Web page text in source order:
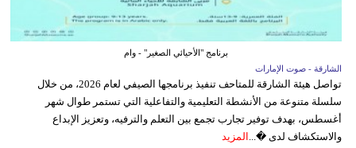
برنامج "الأحيائي الصغير" - وام
الشارقة - صوت الإمارات
تواصل هيئة الشارقة للمتاحف تنفيذ برنامجها الصيفي لعام 2026، من خلال
سلسلة متنوعة من الأنشطة التعليمية والتفاعلية التي تستمر طوال شهر
أغسطس، بهدف توفير تجارب تجمع بين التعلم والترفيه، وتعزيز الإبداع
والاستكشاف لدى �... المزيد